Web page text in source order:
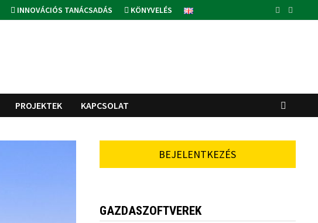
INNOVÁCIÓS TANÁCSADÁS KÖNYVELÉS
PROJEKTEK KAPCSOLAT
BEJELENTKEZÉS
GAZDASZOFTVEREK